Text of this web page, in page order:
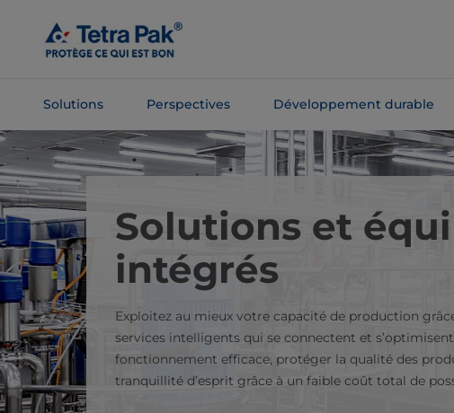
contenu
Solutions Perspectives Développement durable
Passer à la
navigation
Solutions et
intégrés
Exploitez au mieux votre capacité de production
services intelligents qui se connectent et
fonctionnement efficace, protéger la qualité des
tranquillité d’esprit grâce à un faible coût total de